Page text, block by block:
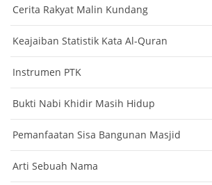
Cerita Rakyat Malin Kundang
Keajaiban Statistik Kata Al-Quran
Instrumen PTK
Bukti Nabi Khidir Masih Hidup
Pemanfaatan Sisa Bangunan Masjid
Arti Sebuah Nama